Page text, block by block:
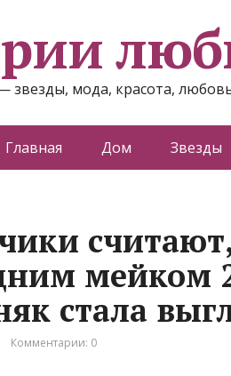
мода, красота,
Главная Дом Звезды
мейком
стала
Комментарии: 0